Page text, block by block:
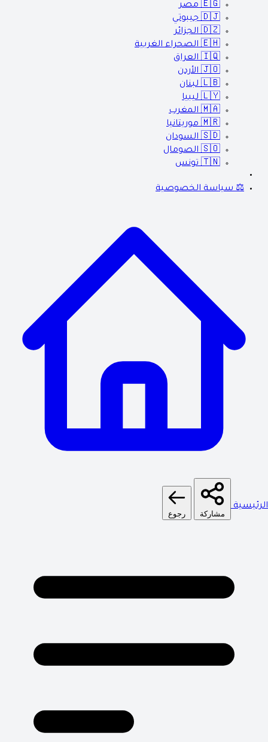
🇪🇬 مصر
🇩🇯 جيبوتي
🇩🇿 الجزائر
🇪🇭 الصحراء الغربية
🇮🇶 العراق
🇯🇴 الأردن
🇱🇧 لبنان
🇱🇾 ليبيا
🇲🇦 المغرب
🇲🇷 موريتانيا
🇸🇩 السودان
🇸🇴 الصومال
🇹🇳 تونس
⚖️ سياسة الخصوصية
الرئيسية
مشاركة رجوع